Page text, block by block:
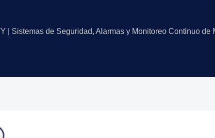
| Sistemas de Seguridad, Alarmas y Monitoreo Continuo de